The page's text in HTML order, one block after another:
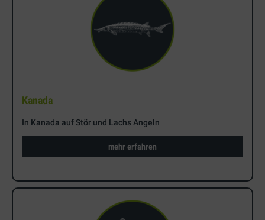
Kanada
In Kanada auf Stör und Lachs Angeln
mehr erfahren